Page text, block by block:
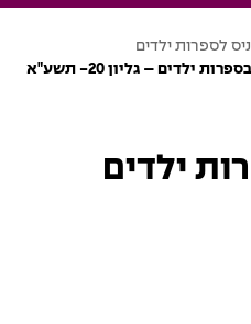
לספרות ילדים
ילדים – גליון 20- תשע"א
ילדים